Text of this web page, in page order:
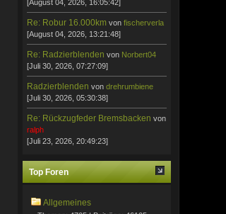
[August 04, 2026, 16:05:42]
Re: Robur 16.000km vonfischerverla
[August 04, 2026, 13:21:48]
Re: Radzierblendenvon Norbert04
[Juli 30, 2026, 07:27:09]
Radzierblendenvondrehrumbiene
[Juli 30, 2026, 05:30:38]
Re: Rückzugfeder Bremsbacken von
ralph
[Juli 23, 2026, 20:49:23]
Top Foren
Allgemeines